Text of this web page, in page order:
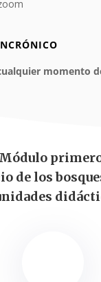
momento
Módulo
de los